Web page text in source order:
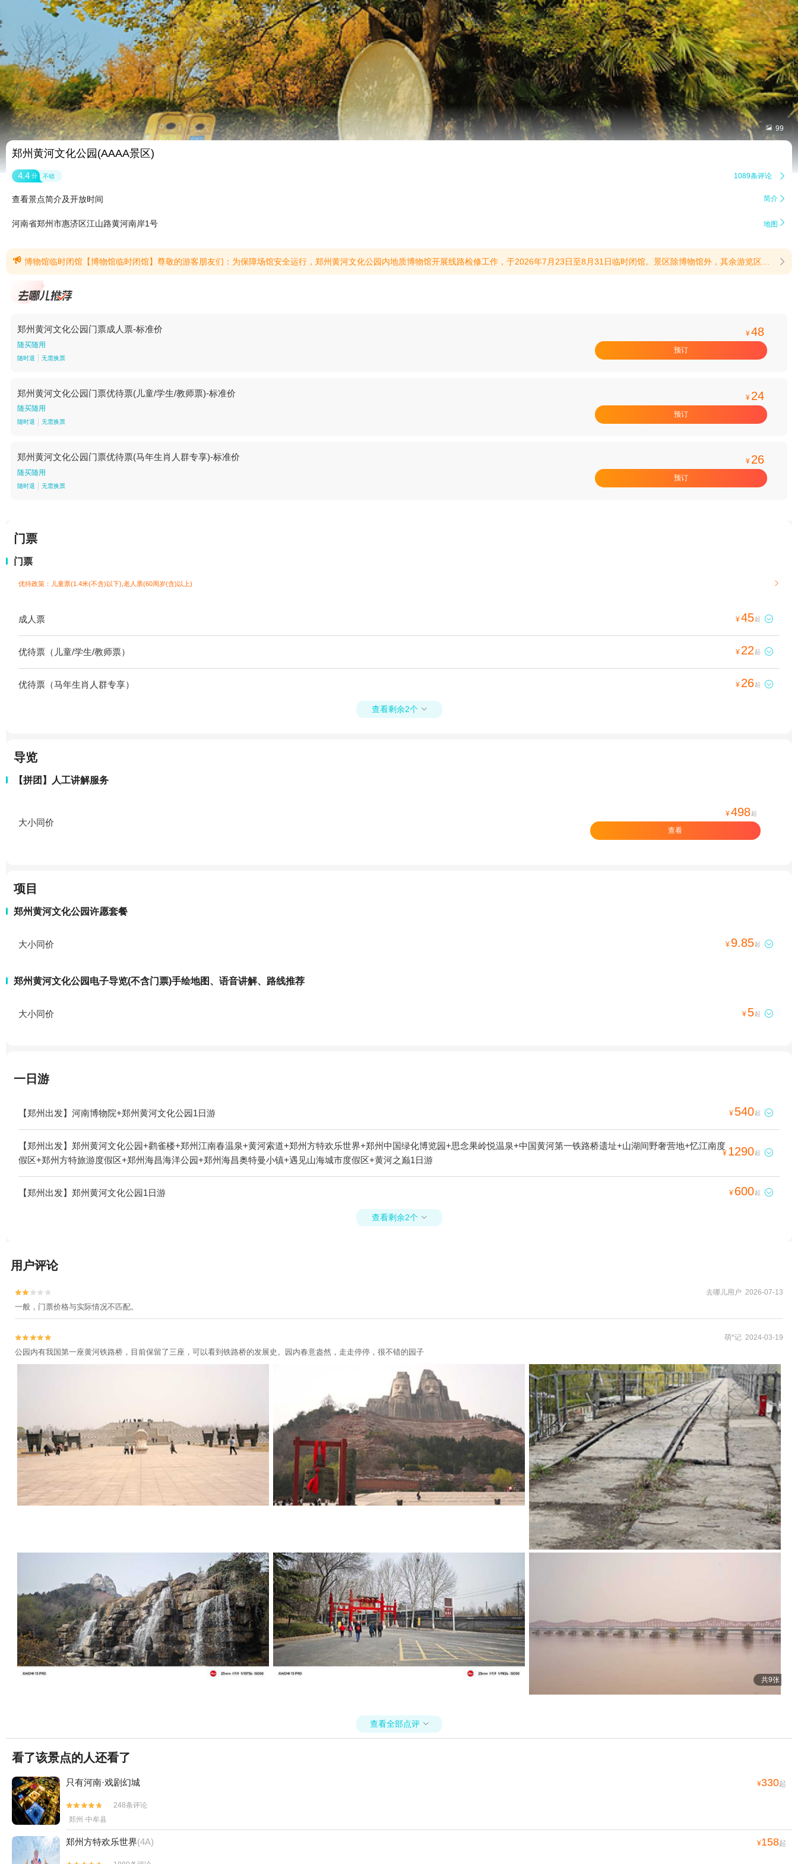
 99
郑州黄河文化公园(AAAA景区)
4.4 分 不错 1089条评论 
查看景点简介及开放时间 简介 
河南省郑州市惠济区江山路黄河南岸1号 地图 
 博物馆临时闭馆【博物馆临时闭馆】尊敬的游客朋友们：为保障场馆安全运行，郑州黄河文化公园内地质博物馆开展线路检修工作，于2026年7月23日至8月31日临时闭馆。景区除博物馆外，其余游览区域正常开放，期待与您相约黄河岸边，共赏大河风光。检修带来出行不便，我们致以诚挚歉意，感谢每一位游客的包容与支持。(提示有效期2026/7/27至2026/8/31) 
郑州黄河文化公园门票成人票-标准价
随买随用
随时退 无需换票
¥48
预订
郑州黄河文化公园门票优待票(儿童/学生/教师票)-标准价
随买随用
随时退 无需换票
¥ 24
预订
郑州黄河文化公园门票优待票(马年生肖人群专享)-标准价
随买随用
随时退 无需换票
¥ 26
预订
门票
门票
优待政策：儿童票(1.4米(不含)以下),老人票(60周岁(含)以上) 
成人票 ¥45起 
优待票（儿童/学生/教师票） ¥ 22 起 
优待票（马年生肖人群专享） ¥ 26起 
查看剩余2个 
导览
【拼团】人工讲解服务
大小同价
¥498 起
查看
项目
郑州黄河文化公园许愿套餐
大小同价 ¥ 9.85起 
郑州黄河文化公园电子导览(不含门票)手绘地图、语音讲解、路线推荐
大小同价 ¥ 5起 
一日游
【郑州出发】河南博物院+郑州黄河文化公园1日游 ¥ 540起 
【郑州出发】郑州黄河文化公园+鹳雀楼+郑州江南春温泉+黄河索道+郑州方特欢乐世界+郑州中国绿化博览园+思念果岭悦温泉+中国黄河第一铁路桥遗址+山湖间野奢营地+忆江南度
假区+郑州方特旅游度假区+郑州海昌海洋公园+郑州海昌奥特曼小镇+遇见山海城市度假区+黄河之巅1日游
¥ 1290起 
【郑州出发】郑州黄河文化公园1日游 ¥ 600起 
查看剩余2个 
用户评论

 去哪儿用户 2026-07-13
一般，门票价格与实际情况不匹配。

 萌*记 2024-03-19
公园内有我国第一座黄河铁路桥，目前保留了三座，可以看到铁路桥的发展史。园内春意盎然，走走停停，很不错的园子
共9张
查看全部点评 
看了该景点的人还看了
只有河南·戏剧幻城 ¥330起


248条评论
郑州·中牟县
郑州方特欢乐世界(4A) ¥158起